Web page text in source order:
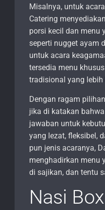
Misalnya, untuk
Catering
porsi kecil dan menu
seperti nugget ayam
untuk acara
tersedia menu
tradisional yang lebih
Dengan ragam
jika di katakan bahwa
jawaban untuk
yang lezat, fleksibel,
pun jenis acaranya,
menghadirkan menu
di sajikan, dan tentu
Nasi